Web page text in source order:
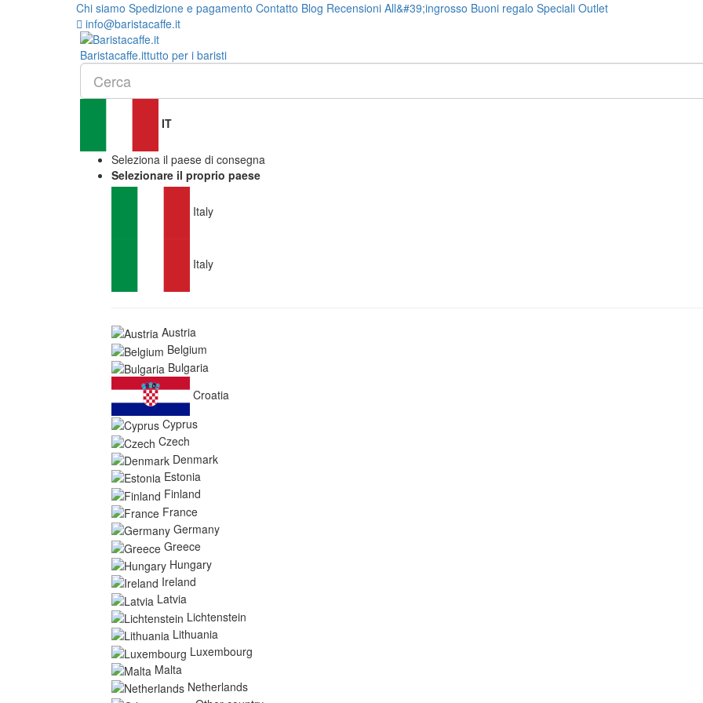
Chi siamo Spedizione e pagamento Contatto Blog Recensioni All&#39;ingrosso Buoni regalo Speciali Outlet
info@baristacaffe.it
Baristacaffe.ittutto per i baristi
IT
Seleziona il paese di consegna
Selezionare il proprio paese
Italy
Italy
Austria
Belgium
Bulgaria
Croatia
Cyprus
Czech
Denmark
Estonia
Finland
France
Germany
Greece
Hungary
Ireland
Latvia
Lichtenstein
Lithuania
Luxembourg
Malta
Netherlands